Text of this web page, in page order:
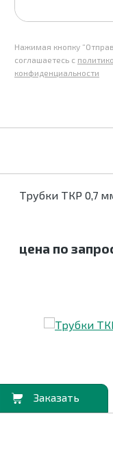
Нажимая кнопку
соглашаетесь с
конфиденциальности
Трубки ТКР 0,7
цена по